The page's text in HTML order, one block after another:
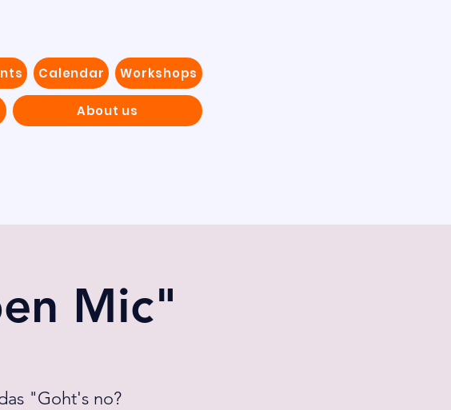
Calendar Workshops
About us
Mic"
"Goht's no?